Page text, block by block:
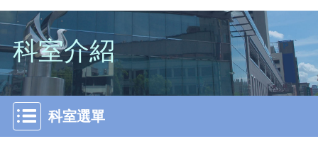
科室介紹
科室選單